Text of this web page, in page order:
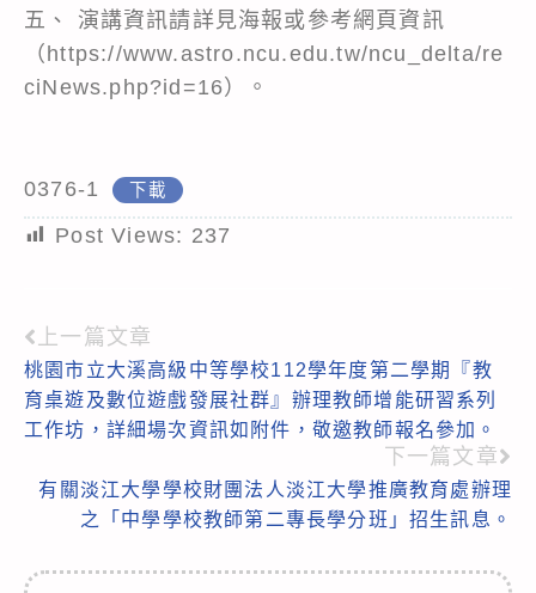
五、 演講資訊請詳見海報或參考網頁資訊
（https://www.astro.ncu.edu.tw/ncu_delta/re
ciNews.php?id=16）。
0376-1 下載
Post Views: 237
Read
more
articles
上一篇文章
桃園市立大溪高級中等學校112學年度第二學期『教
育桌遊及數位遊戲發展社群』辦理教師增能研習系列
工作坊，詳細場次資訊如附件，敬邀教師報名參加。
下一篇文章
有關淡江大學學校財團法人淡江大學推廣教育處辦理
之「中學學校教師第二專長學分班」招生訊息。